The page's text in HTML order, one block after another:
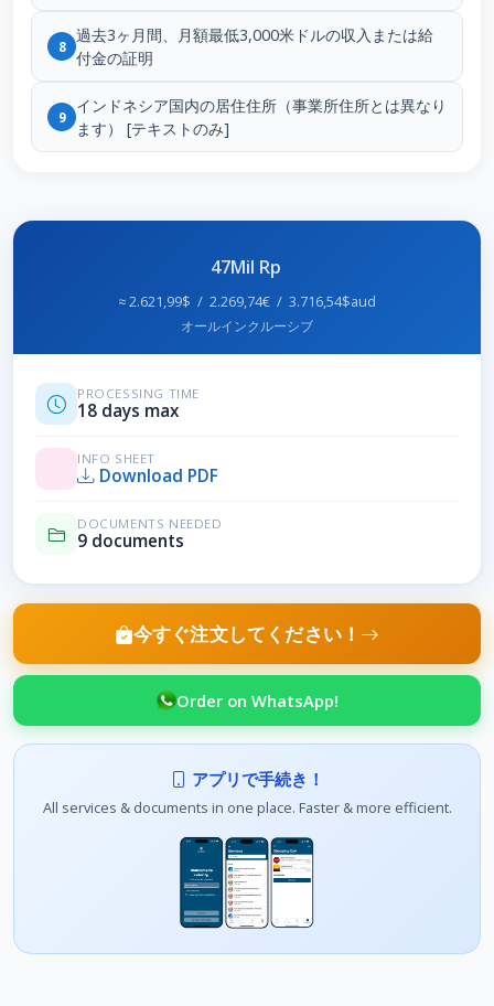
8
過去3ヶ月間、月額最低3,000米ドルの収入または給
付金の証明
9
インドネシア国内の居住住所（事業所住所とは異なり
ます） [テキストのみ]
47Mil Rp
≈ 2.621,99$ / 2.269,74€ / 3.716,54$aud
オールインクルーシブ
PROCESSING TIME
18 days max
INFO SHEET
Download PDF
DOCUMENTS NEEDED
9 documents
今すぐ注文してください！
Order on WhatsApp!
アプリで手続き！
All services & documents in one place. Faster & more efficient.